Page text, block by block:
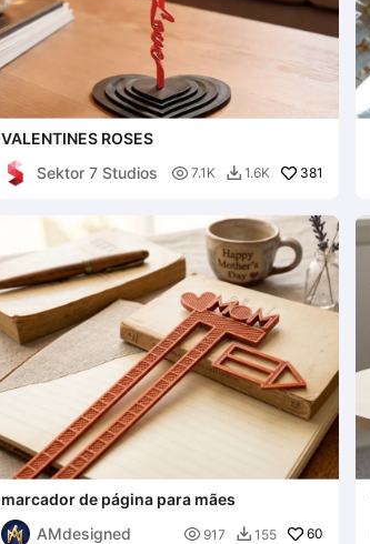
VALENTINES ROSES
Sektor 7 Studios
 7.1K  1.6K 381
marcador de página para mães
AMdesigned
 917  155 60